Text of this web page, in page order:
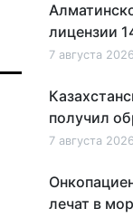
лицензии
7 августа
получил
7 августа
лечат в